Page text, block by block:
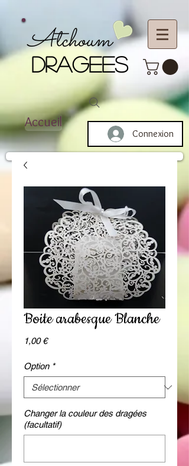
DRAGEES
Atchoum
Accueil
Connexion
Boite arabesque Blanche
1,00 €Prix
Option *
Changer la couleur des dragées
(facultatif)